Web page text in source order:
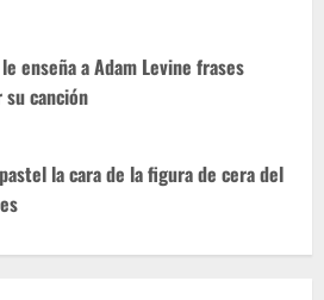
enseña a Adam Levine frases
canción
la cara de la figura de cera del